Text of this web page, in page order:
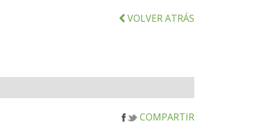
VOLVER ATRÁS
COMPARTIR